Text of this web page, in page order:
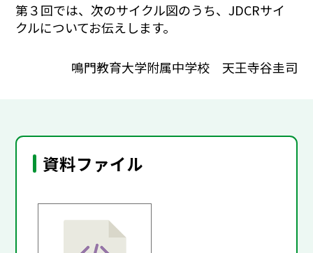
第３回では、次のサイクル図のうち、JDCRサイ
クルについてお伝えします。
鳴門教育大学附属中学校 天王寺谷圭司
資料ファイル